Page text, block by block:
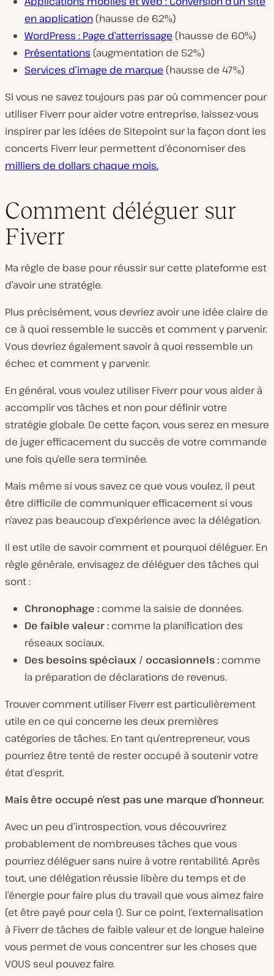
en application (hausse de 62%)
WordPress : Page d’atterrissage (hausse de 60%)
Présentations (augmentation de 52%)
Services d’image de marque (hausse de 47%)
Si vous ne savez toujours pas par où commencer pour
utiliser Fiverr pour aider votre entreprise, laissez-vous
inspirer par les idées de Sitepoint sur la façon dont les
concerts Fiverr leur permettent d’économiser des
milliers de dollars chaque mois.
Comment déléguer sur
Fiverr
Ma règle de base pour réussir sur cette plateforme est
d’avoir une stratégie.
Plus précisément, vous devriez avoir une idée claire de
ce à quoi ressemble le succès et comment y parvenir.
Vous devriez également savoir à quoi ressemble un
échec et comment y parvenir.
En général, vous voulez utiliser Fiverr pour vous aider à
accomplir vos tâches et non pour définir votre
stratégie globale. De cette façon, vous serez en mesure
de juger efficacement du succès de votre commande
une fois qu’elle sera terminée.
Mais même si vous savez ce que vous voulez, il peut
être difficile de communiquer efficacement si vous
n’avez pas beaucoup d’expérience avec la délégation.
Il est utile de savoir comment et pourquoi déléguer. En
règle générale, envisagez de déléguer des tâches qui
sont :
Chronophage : comme la saisie de données.
De faible valeur : comme la planification des
réseaux sociaux.
Des besoins spéciaux / occasionnels : comme
la préparation de déclarations de revenus.
Trouver comment utiliser Fiverr est particulièrement
utile en ce qui concerne les deux premières
catégories de tâches. En tant qu’entrepreneur, vous
pourriez être tenté de rester occupé à soutenir votre
état d’esprit.
Mais être occupé n’est pas une marque d’honneur.
Avec un peu d’introspection, vous découvrirez
probablement de nombreuses tâches que vous
pourriez déléguer sans nuire à votre rentabilité. Après
tout, une délégation réussie libère du temps et de
l’énergie pour faire plus du travail que vous aimez faire
(et être payé pour cela !). Sur ce point, l’externalisation
à Fiverr de tâches de faible valeur et de longue haleine
vous permet de vous concentrer sur les choses que
VOUS seul pouvez faire.